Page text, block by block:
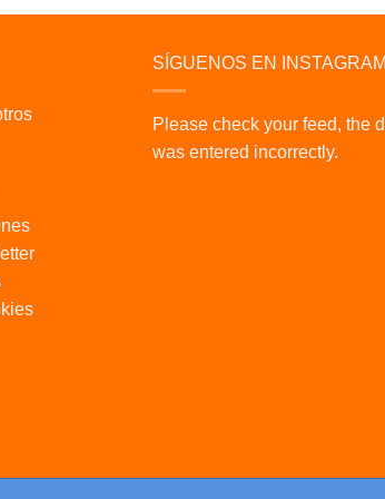
SÍGUENOS EN INSTAGRAM
Please check your feed, the
was entered incorrectly.